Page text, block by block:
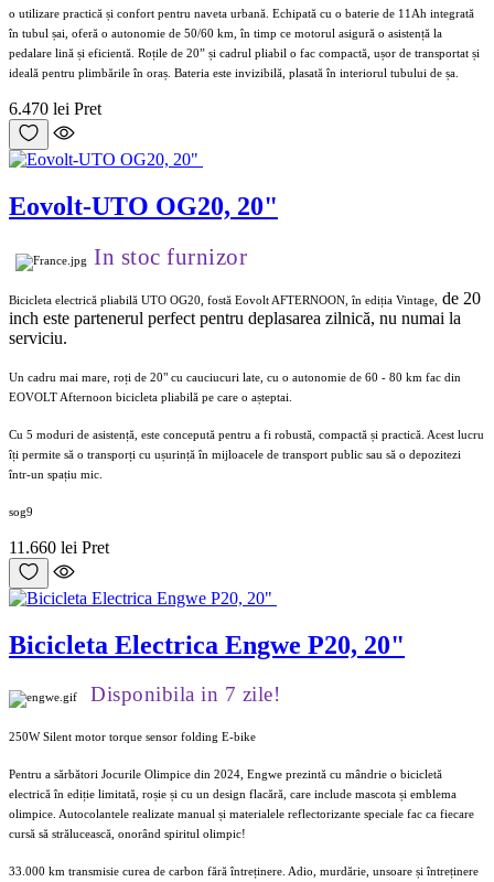
o utilizare practică și confort pentru naveta urbană. Echipată cu o baterie de 11Ah integrată
în tubul șai, oferă o autonomie de 50/60 km, în timp ce motorul asigură o asistență la
pedalare lină și eficientă. Roțile de 20” și cadrul pliabil o fac compactă, ușor de transportat și
ideală pentru plimbările în oraș. Bateria este invizibilă, plasată în interiorul tubului de șa.
6.470 lei Pret
Eovolt-UTO OG20, 20"
In stoc furnizor
Bicicleta electrică pliabilă UTO OG20, fostă Eovolt AFTERNOON, în ediția Vintage, de 20
inch este partenerul perfect pentru deplasarea zilnică, nu numai la
serviciu.
Un cadru mai mare, roți de 20" cu cauciucuri late, cu o autonomie de 60 - 80 km fac din
EOVOLT Afternoon bicicleta pliabilă pe care o așteptai.
Cu 5 moduri de asistență, este concepută pentru a fi robustă, compactă și practică. Acest lucru
îți permite să o transporți cu ușurință în mijloacele de transport public sau să o depozitezi
într-un spațiu mic.
sog9
11.660 lei Pret
Bicicleta Electrica Engwe P20, 20"
Disponibila in 7 zile!
250W Silent motor torque sensor folding E-bike
Pentru a sărbători Jocurile Olimpice din 2024, Engwe prezintă cu mândrie o bicicletă
electrică în ediție limitată, roșie și cu un design flacără, care include mascota și emblema
olimpice. Autocolantele realizate manual și materialele reflectorizante speciale fac ca fiecare
cursă să strălucească, onorând spiritul olimpic!
33.000 km transmisie curea de carbon fără întreținere. Adio, murdărie, unsoare și întreținere